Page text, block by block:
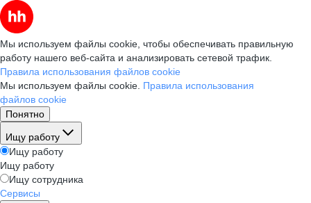
Мы используем файлы cookie, чтобы обеспечивать правильную
работу нашего веб-сайта и анализировать сетевой трафик.
Правила использования файлов cookie
Мы используем файлы cookie. Правила использования
файлов cookie
Понятно
Ищу работу
Ищу работу
Ищу работу
Ищу сотрудника
Сервисы